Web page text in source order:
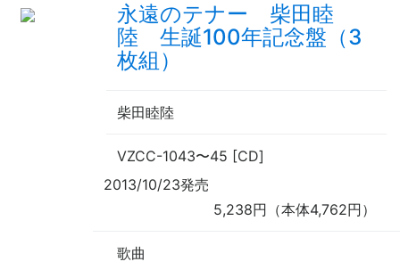
永遠のテナー 柴田睦
陸 生誕100年記念盤（3
枚組）
柴田睦陸
VZCC-1043〜45 [CD]
2013/10/23発売
5,238円（本体4,762円）
歌曲